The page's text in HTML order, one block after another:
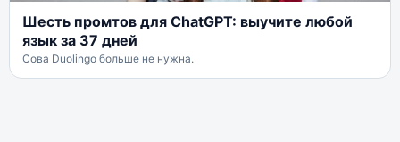
Шесть промтов для ChatGPT: выучите любой
язык за 37 дней
Сова Duolingo больше не нужна.